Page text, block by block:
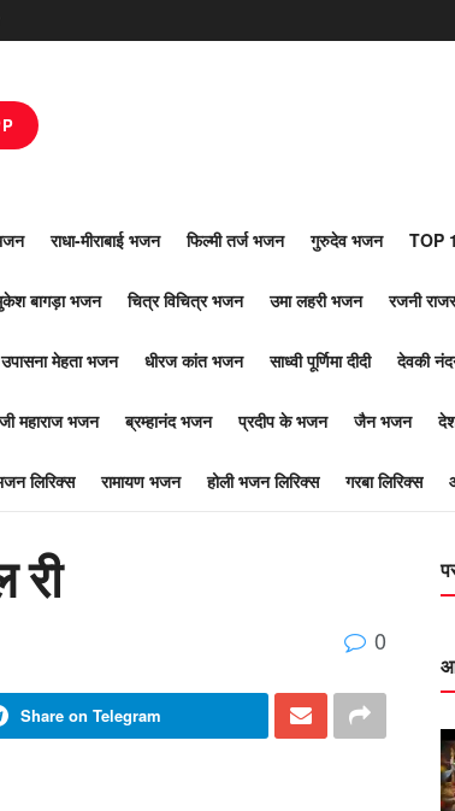
राधा-मीराबाई भजन फिल्मी तर्ज भजन गुरुदेव भजन TOP
बागड़ा भजन चित्र विचित्र भजन उमा लहरी भजन रजनी
उपासना मेहता भजन धीरज कांत भजन साध्वी पूर्णिमा दीदी देवकी
महाराज भजन ब्रम्हानंद भजन प्रदीप के भजन जैन भजन
लिरिक्स रामायण भजन होली भजन लिरिक्स गरबा लिरिक्स
री
0
Share on Telegram